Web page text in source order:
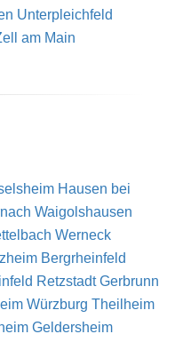
Unterpleichfeld
am Main
Hausen bei
Waigolshausen
Werneck
Bergrheinfeld
RetzstadtGerbrunn
Würzburg Theilheim
Geldersheim